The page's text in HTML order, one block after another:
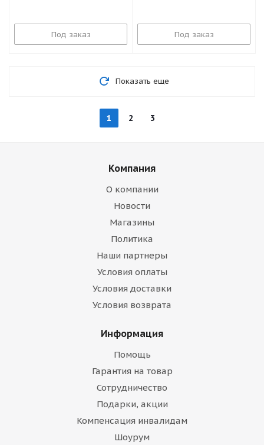
Под заказ Под заказ
Показать еще
1 2 3
Компания
О компании
Новости
Магазины
Политика
Наши партнеры
Условия оплаты
Условия доставки
Условия возврата
Информация
Помощь
Гарантия на товар
Сотрудничество
Подарки, акции
Компенсация инвалидам
Шоурум